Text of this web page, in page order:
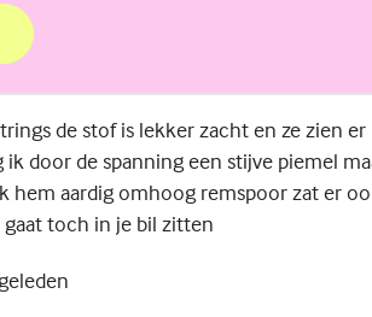
de stof is lekker zacht en ze zien
door de spanning een stijve piemel
hem aardig omhoog remspoor zat er
toch in je bil zitten